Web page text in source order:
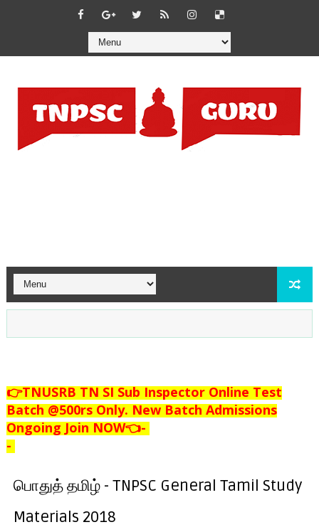
👉TNUSRB TN SI Sub Inspector Online Test
Batch @500rs Only. New Batch Admissions
Ongoing Join NOW👈-
-
பொதுத் தமிழ் - TNPSC General Tamil Study
Materials 2018